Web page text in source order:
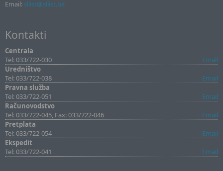
Email: sllist@sllist.ba
Kontakti
Centrala
Tel: 033/722-030
Email
Uredništvo
Tel: 033/722-038
Email
Pravna služba
Tel: 033/722-051
Email
Računovodstvo
Tel: 033/722-045, Fax: 033/722-046
Email
Pretplata
Tel: 033/722-054
Email
Ekspedit
Tel: 033/722-041
Email